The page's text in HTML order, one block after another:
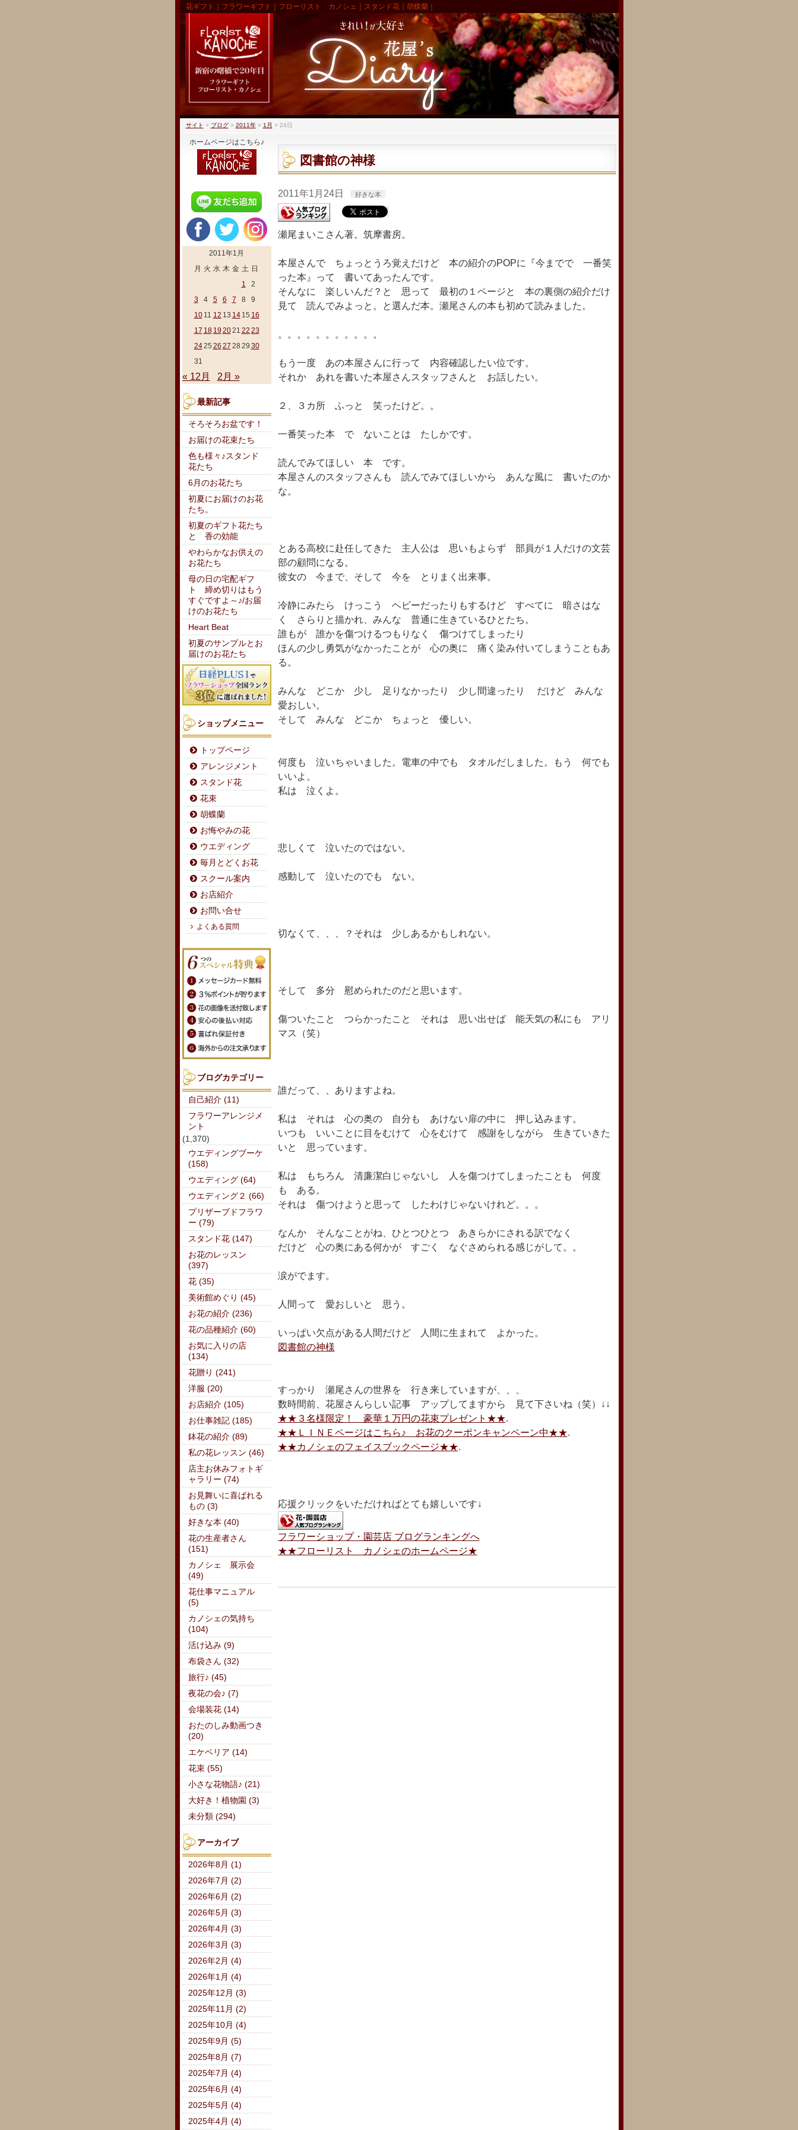
花ギフト｜フラワーギフト｜フローリスト カノシェ｜スタンド花｜胡蝶蘭｜
サイト > ブログ> 2011年> 1月 > 24日
図書館の神様
2011年1月24日 好きな本
瀬尾まいこさん著。筑摩書房。
本屋さんで ちょっとうろ覚えだけど 本の紹介のPOPに『今までで 一番笑
った本』って 書いてあったんです。
そんなに 楽しいんだ？と 思って 最初の１ページと 本の裏側の紹介だけ
見て 読んでみよっと。と選んだ本。瀬尾さんの本も初めて読みました。
。。。。。。。。。。。
もう一度 あの本屋さんに行って 内容確認したい位です。
それか あれを書いた本屋さんスタッフさんと お話したい。
２、３カ所 ふっと 笑ったけど。。
一番笑った本 で ないことは たしかです。
読んでみてほしい 本 です。
本屋さんのスタッフさんも 読んでみてほしいから あんな風に 書いたのか
な。
とある高校に赴任してきた 主人公は 思いもよらず 部員が１人だけの文芸
部の顧問になる。
彼女の 今まで、そして 今を とりまく出来事。
冷静にみたら けっこう ヘビーだったりもするけど すべてに 暗さはな
く さらりと描かれ、みんな 普通に生きているひとたち。
誰もが 誰かを傷つけるつもりなく 傷つけてしまったり
ほんの少し勇気がなかったことが 心の奥に 痛く染み付いてしまうこともあ
る。
みんな どこか 少し 足りなかったり 少し間違ったり だけど みんな
愛おしい。
そして みんな どこか ちょっと 優しい。
何度も 泣いちゃいました。電車の中でも タオルだしました。もう 何でも
いいよ。
私は 泣くよ。
悲しくて 泣いたのではない。
感動して 泣いたのでも ない。
切なくて、、、？それは 少しあるかもしれない。
そして 多分 慰められたのだと思います。
傷ついたこと つらかったこと それは 思い出せば 能天気の私にも アリ
マス（笑）
誰だって、、ありますよね。
私は それは 心の奥の 自分も あけない扉の中に 押し込みます。
いつも いいことに目をむけて 心をむけて 感謝をしながら 生きていきた
いと 思っています。
私は もちろん 清廉潔白じゃないし 人を傷つけてしまったことも 何度
も ある。
それは 傷つけようと思って したわけじゃないけれど。。。
なんか そんなことがね、ひとつひとつ あきらかにされる訳でなく
だけど 心の奥にある何かが すごく なぐさめられる感じがして。。
涙がでます。
人間って 愛おしいと 思う。
いっぱい欠点がある人間だけど 人間に生まれて よかった。
図書館の神様
すっかり 瀬尾さんの世界を 行き来していますが、、、
数時間前、花屋さんらしい記事 アップしてますから 見て下さいね（笑）↓↓
★★３名様限定！ 豪華１万円の花束プレゼント★★.
★★ＬＩＮＥページはこちら♪ お花のクーポンキャンペーン中★★.
★★カノシェのフェイスブックページ★★.
応援クリックをいただければとても嬉しいです↓
フラワーショップ・園芸店 ブログランキングへ
★★フローリスト カノシェのホームページ★
ホームページはこちら♪
2011年1月
月 火 水 木 金 土 日
1
2
3
4 5 6 7 8
9
10 11 12 13 14 15 16
17 18 19 2021 22 23
2425 26 27 28 29 30
31
« 12月 2月 »
最新記事
そろそろお盆です！
お届けの花束たち
色も様々♪スタンド
花たち
6月のお花たち
初夏にお届けのお花
たち。
初夏のギフト花たち
と 香の効能
やわらかなお供えの
お花たち
母の日の宅配ギフ
ト 締め切りはもう
すぐですよ～♪/お届
けのお花たち
Heart Beat
初夏のサンプルとお
届けのお花たち
ショップメニュー
トップページ
アレンジメント
スタンド花
花束
胡蝶蘭
お悔やみの花
ウエディング
毎月とどくお花
スクール案内
お店紹介
お問い合せ
よくある質問
ブログカテゴリー
自己紹介 (11)
フラワーアレンジメ
ント
(1,370)
ウエディングブーケ
(158)
ウエディング (64)
ウエディング２ (66)
プリザーブドフラワ
ー (79)
スタンド花 (147)
お花のレッスン
(397)
花 (35)
美術館めぐり (45)
お花の紹介 (236)
花の品種紹介 (60)
お気に入りの店
(134)
花贈り (241)
洋服 (20)
お店紹介 (105)
お仕事雑記 (185)
鉢花の紹介 (89)
私の花レッスン (46)
店主お休みフォトギ
ャラリー (74)
お見舞いに喜ばれる
もの (3)
好きな本 (40)
花の生産者さん
(151)
カノシェ 展示会
(49)
花仕事マニュアル
(5)
カノシェの気持ち
(104)
活け込み (9)
布袋さん (32)
旅行♪ (45)
夜花の会♪ (7)
会場装花 (14)
おたのしみ動画つき
(20)
エケベリア (14)
花束 (55)
小さな花物語♪ (21)
大好き！植物園 (3)
未分類 (294)
アーカイブ
2026年8月 (1)
2026年7月 (2)
2026年6月 (2)
2026年5月 (3)
2026年4月 (3)
2026年3月 (3)
2026年2月 (4)
2026年1月 (4)
2025年12月 (3)
2025年11月 (2)
2025年10月 (4)
2025年9月 (5)
2025年8月 (7)
2025年7月 (4)
2025年6月 (4)
2025年5月 (4)
2025年4月 (4)